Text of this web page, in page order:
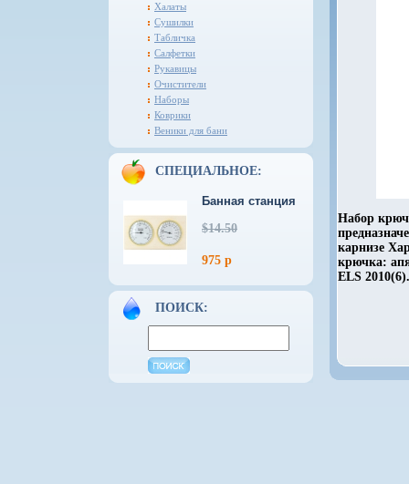
Халаты
Сушилки
Табличка
Салфетки
Рукавицы
Очистители
Наборы
Коврики
Веники для бани
СПЕЦИАЛЬНОЕ:
Банная станция
$14.50
975 р
ПОИСК:
Набор
карнизе
крючка:
ELS 2010(6).